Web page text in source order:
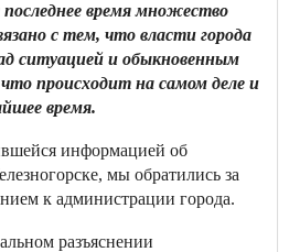
время множество
с тем, что власти города
ситуацией и обыкновенным
происходит на самом деле и
время.
информацией об
мы обратились за
к администрации города.
разъяснении